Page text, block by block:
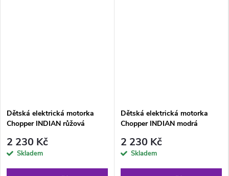
Dětská elektrická motorka
Chopper INDIAN růžová
2 230 Kč
Skladem
Dětská elektrická motorka
Chopper INDIAN modrá
2 230 Kč
Skladem